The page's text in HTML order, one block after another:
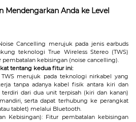
Mendengarkan Anda ke Level
Cancelling merujuk pada jenis earbuds
teknologi True Wireless Stereo (TWS)
kebisingan (noise cancelling).
tentang kedua fitur ini:
TWS merujuk pada teknologi nirkabel yang
tanpa adanya kabel fisik antara kiri dan
terdiri dari dua unit terpisah (kiri dan kanan)
serta dapat terhubung ke perangkat
tablet) melalui Bluetooth.
Kebisingan): Fitur pembatalan kebisingan